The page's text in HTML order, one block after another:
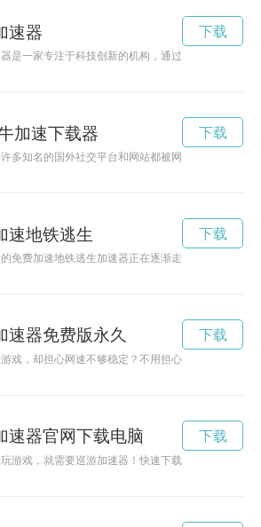
速器
是一家专注于科技创新的机构，通过提供资金支持
下载
加速下载器
多知名的国外社交平台和网站都被网络限制，需要
下载
速地铁逃生
免费加速地铁逃生加速器正在逐渐走入人们的视野
下载
速器免费版永久
戏，却担心网速不够稳定？不用担心，这里为你推
下载
速器官网下载电脑
游戏，就需要巡游加速器！快速下载，提供稳定高
下载